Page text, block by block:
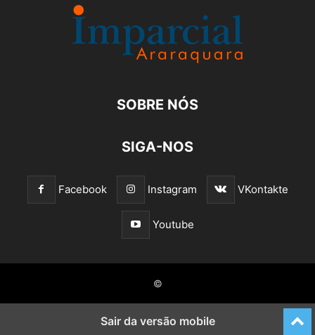
SOBRE NÓS
SIGA-NOS
Facebook Instagram VKontakte
Youtube
©
Sair da versão mobile